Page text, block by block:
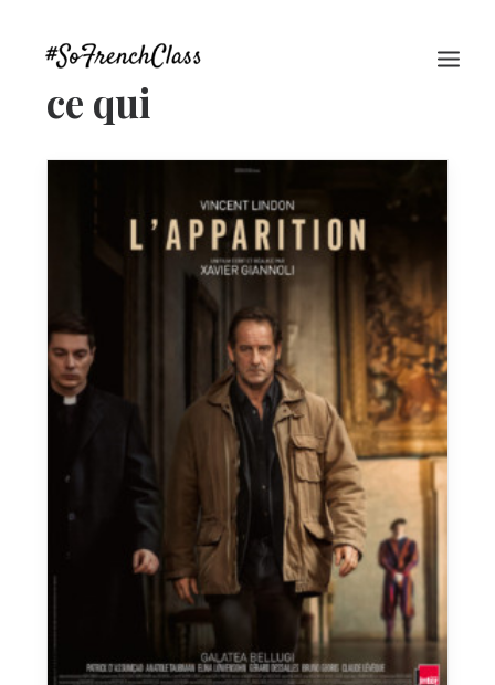
#SOFRENCHCLASS PRIVACY POLICY
Recherche
ce qui